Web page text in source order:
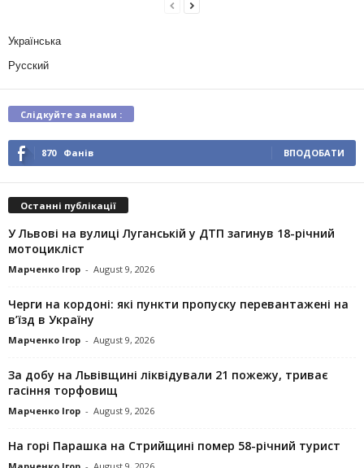
Українська
Русский
Слідкуйте за нами :
870 Фанів ВПОДОБАТИ
Останні публікації
У Львові на вулиці Луганській у ДТП загинув 18-річний
мотоцикліст
Марченко Ігор - August 9, 2026
Черги на кордоні: які пункти пропуску перевантажені на
в’їзд в Україну
Марченко Ігор - August 9, 2026
За добу на Львівщині ліквідували 21 пожежу, триває
гасіння торфовищ
Марченко Ігор - August 9, 2026
На горі Парашка на Стрийщині помер 58-річний турист